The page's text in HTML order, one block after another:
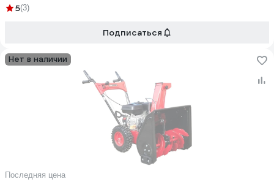
5(3)
Подписаться
Нет в наличии
Последняя цена